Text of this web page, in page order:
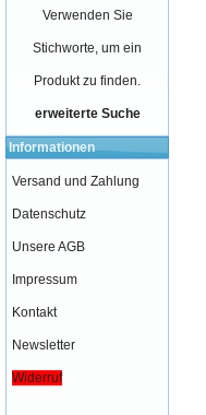
Verwenden Sie
Stichworte, um ein
Produkt zu finden.
erweiterte Suche
Informationen
Versand und Zahlung
Datenschutz
Unsere AGB
Impressum
Kontakt
Newsletter
Widerruf